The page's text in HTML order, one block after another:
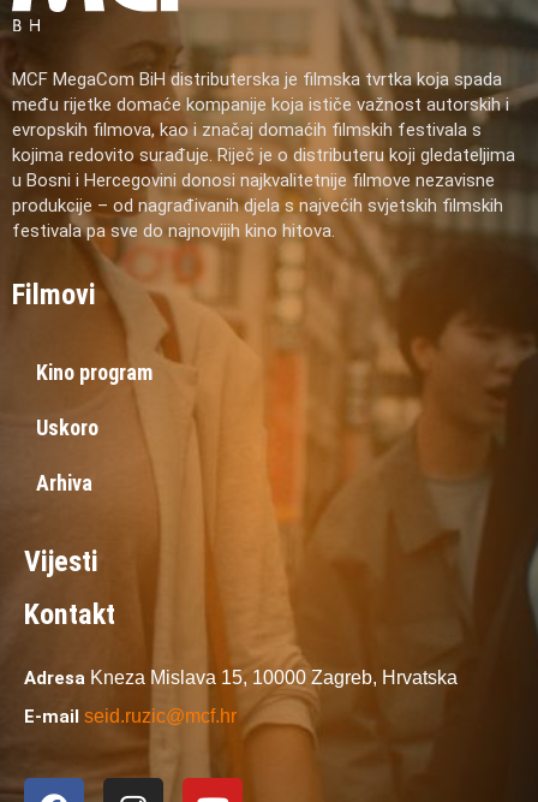
MCF MegaCom BiH distributerska je filmska tvrtka koja spada
među rijetke domaće kompanije koja ističe važnost autorskih i
evropskih filmova, kao i značaj domaćih filmskih festivala s
kojima redovito surađuje. Riječ je o distributeru koji gledateljima
u Bosni i Hercegovini donosi najkvalitetnije filmove nezavisne
produkcije – od nagrađivanih djela s najvećih svjetskih filmskih
festivala pa sve do najnovijih kino hitova.
Filmovi
Kino program
Uskoro
Arhiva
Vijesti
Kontakt
Adresa Kneza Mislava 15, 10000 Zagreb, Hrvatska
E-mail seid.ruzic@mcf.hr